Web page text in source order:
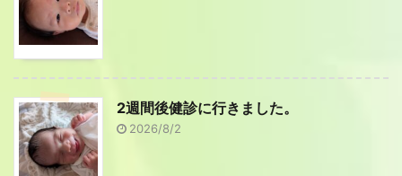
2週間後健診に行きました。
2026/8/2